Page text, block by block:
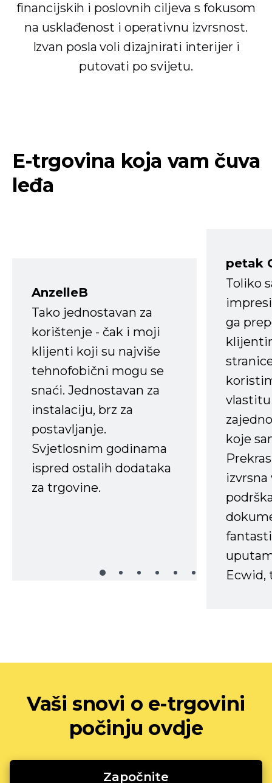
financijskih i poslovnih ciljeva s fokusom
na usklađenost i operativnu izvrsnost.
Izvan posla voli dizajnirati interijer i
putovati po svijetu.
E-trgovina koja vam čuva
leđa
AnzelleB
Tako jednostavan za
korištenje - čak i moji
klijenti koji su najviše
tehnofobični mogu se
snaći. Jednostavan za
instalaciju, brz za
postavljanje.
Svjetlosnim godinama
ispred ostalih dodataka
za trgovine.
petak
Toliko
ga
koje
Ecwid,
Vaši snovi o e-trgovini
počinju ovdje
Započnite